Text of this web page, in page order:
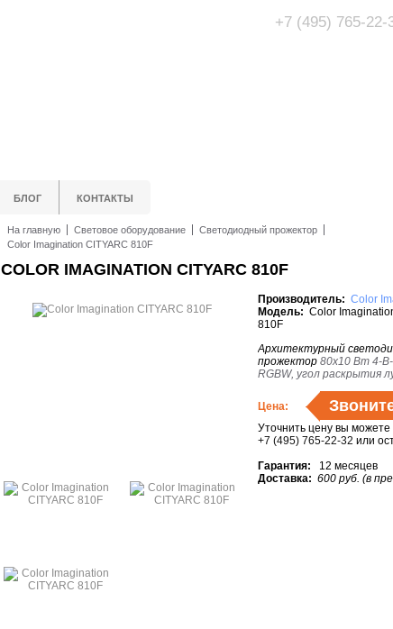
+7 (495) 765-22-
БЛОГ КОНТАКТЫ
На главную Световое оборудование
Светодиодный прожектор
Color Imagination CITYARC 810F
COLOR IMAGINATION CITYARC 810F
Производитель: Color
Модель: Color
810F
Архитектурный
прожектор 80х10 Вт 4-
RGBW, угол раскрытия
Цена:
Уточнить цену вы
+7 (495) 765-22-32 или
Гарантия: 12 месяцев
Доставка: 600 руб. (в